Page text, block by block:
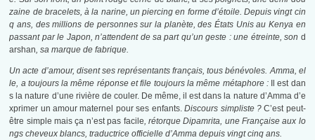
zaine de bracelets, à la narine, un piercing en forme d’étoile. Depuis vingt cin
q ans, des millions de personnes sur la planète, des États Unis au Kenya en
passant par le Japon, n’attendent de sa part qu’un geste : une étreinte, son d
arshan, sa marque de fabrique.
Un acte d’amour, disent ses représentants français, tous bénévoles. Amma, el
le, a toujours la même réponse et file toujours la même métaphore :
Il est dan
s la nature d’une rivière de couler. De même, il est dans la nature d’Amma d’e
xprimer un amour maternel pour ses enfants.Discours simpliste ?C’est peut-
être simple mais ça n’est pas facile, rétorque Dipamrita, une Française aux lo
ngs cheveux blancs, traductrice officielle d’Amma depuis vingt cinq ans.